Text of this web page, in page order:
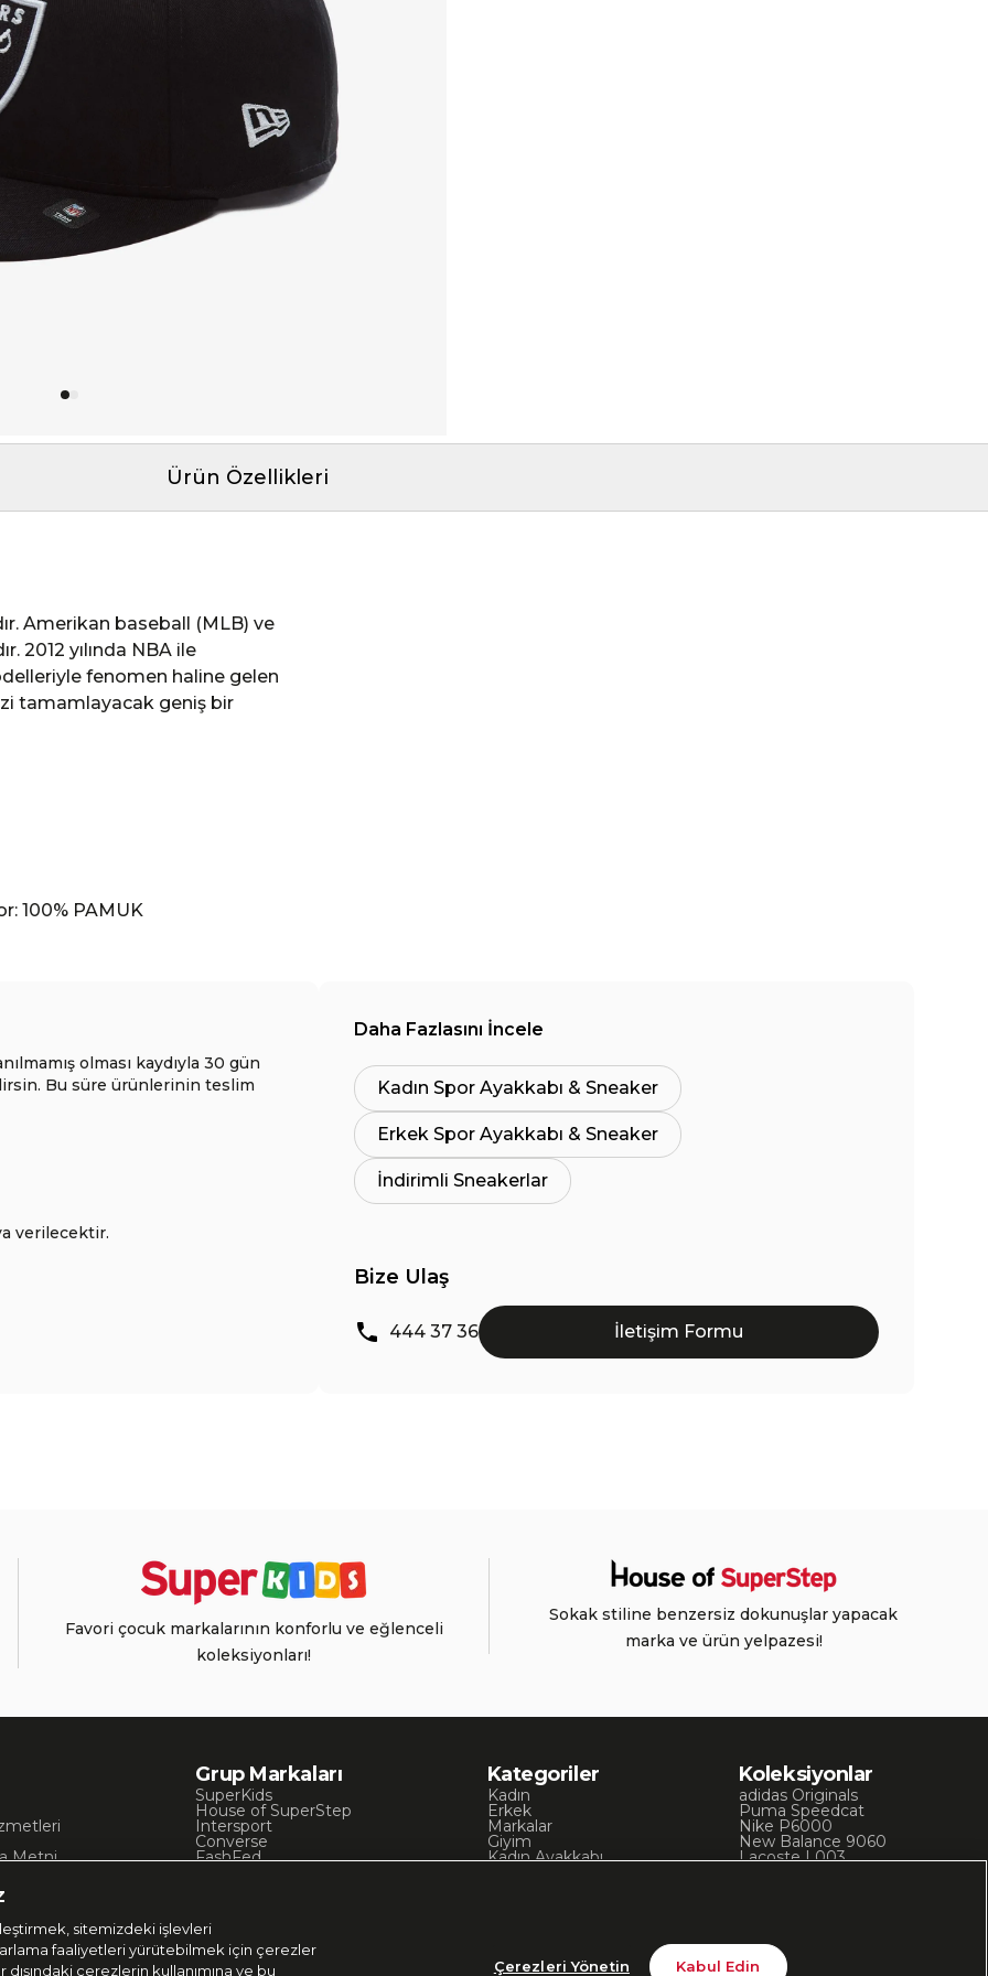
Ürün Özellikleri
Amerikan baseball (MLB) ve
2012 yılında NBA ile
fenomen haline gelen
tamamlayacak geniş bir
100% PAMUK
olması kaydıyla 30 gün
Bu süre ürünlerinin teslim
verilecektir.
Daha Fazlasını İncele
Kadın Spor Ayakkabı & Sneaker
Erkek Spor Ayakkabı & Sneaker
İndirimli Sneakerlar
Bize Ulaş
444 37 36 İletişim Formu
Favori çocuk markalarının konforlu ve eğlenceli
koleksiyonları!
Sokak stiline benzersiz dokunuşlar yapacak
marka ve ürün yelpazesi!
Metni
Grup Markaları
SuperKids
House of SuperStep
Intersport
Converse
FashFed
Occassion
UNITED4
Kategoriler
Kadın
Erkek
Markalar
Giyim
Kadın Ayakkabı
Koleksiyonlar
adidas Originals
Puma Speedcat
Nike P6000
New Balance 9060
Lacoste L003
sitemizdeki işlevleri
faaliyetleri yürütebilmek için çerezler
çerezlerin kullanımına ve bu
Çerezleri Yönetin Kabul Edin